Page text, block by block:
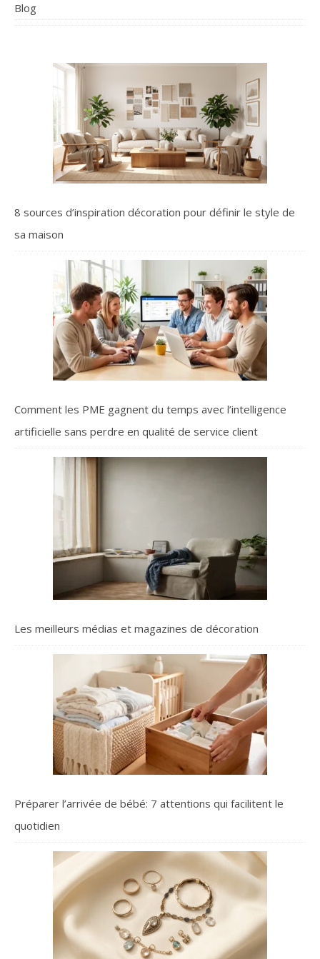
Blog
8 sources d’inspiration décoration pour définir le style de
sa maison
Comment les PME gagnent du temps avec l’intelligence
artificielle sans perdre en qualité de service client
Les meilleurs médias et magazines de décoration
Préparer l’arrivée de bébé: 7 attentions qui facilitent le
quotidien